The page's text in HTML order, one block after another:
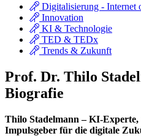
Digitalisierung - Internet
Innovation
KI & Technologie
TED & TEDx
Trends & Zukunft
Prof. Dr. Thilo
Biografie
Thilo Stadelmann – KI-
Impulsgeber für die digitale